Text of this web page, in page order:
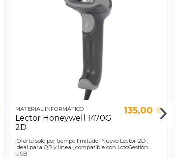
MATERIAL INFORMÁTICO
Lector Honeywell 1470G
2D
135,00 €
¡Oferta solo por tiempo limitado! Nuevo Lector 2D ,
ideal para QR y lineal, compatible con LotoGestión.
USB